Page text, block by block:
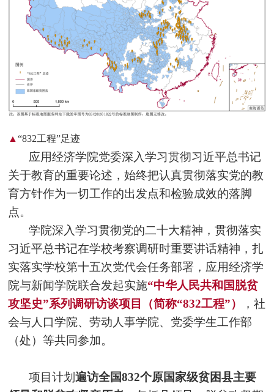
▲“832工程”足迹
应用经济学院党委深入学习贯彻习近平总书记
关于教育的重要论述，始终把认真贯彻落实党的教
育方针作为一切工作的出发点和检验成效的落脚
点。
学院深入学习贯彻党的二十大精神，贯彻落实
习近平总书记在学校考察调研时重要讲话精神，扎
实落实学校第十五次党代会任务部署，应用经济学
院与新闻学院联合发起实施“中华人民共和国脱贫
攻坚史”系列调研访谈项目（简称“832工程”）
，社
会与人口学院、劳动人事学院、党委学生工作部
（处）等共同参加。
项目计划遍访全国832个原国家级贫困县主要